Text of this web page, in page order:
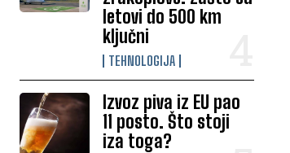
letovi do 500 km
ključni
TEHNOLOGIJA
Izvoz piva iz EU pao
11 posto. Što stoji
iza toga?